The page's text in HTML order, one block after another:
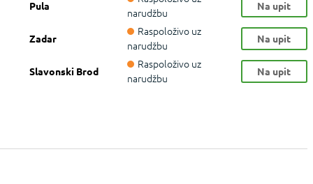
Pula
narudžbu
Na upit
Zadar
Raspoloživo uz
narudžbu
Na upit
Slavonski Brod
Raspoloživo uz
narudžbu
Na upit